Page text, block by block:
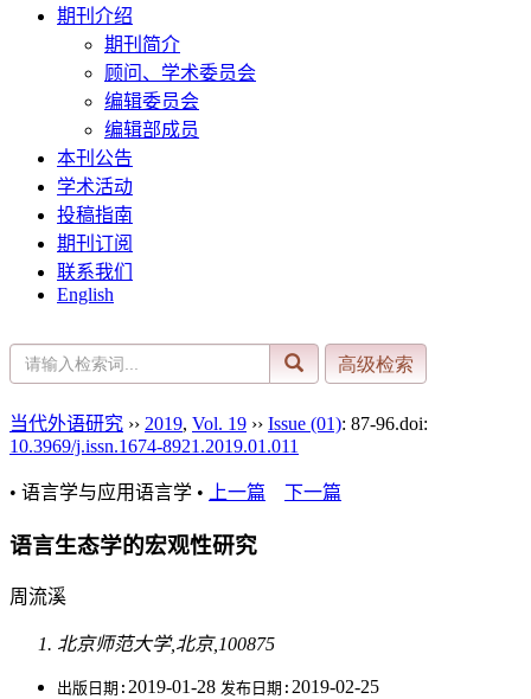
期刊介绍
期刊简介
顾问、学术委员会
编辑委员会
编辑部成员
本刊公告
学术活动
投稿指南
期刊订阅
联系我们
English
当代外语研究 ›› 2019, Vol. 19 ›› Issue (01): 87-96.doi:
10.3969/j.issn.1674-8921.2019.01.011
• 语言学与应用语言学 • 上一篇 下一篇
语言生态学的宏观性研究
周流溪
北京师范大学,北京,100875
出版日期: 2019-01-28 发布日期: 2019-02-25